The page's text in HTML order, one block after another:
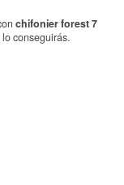
chifonier forest 7
lo conseguirás.